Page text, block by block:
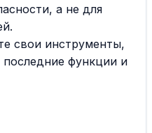
а не для
свои инструменты,
последние функции и